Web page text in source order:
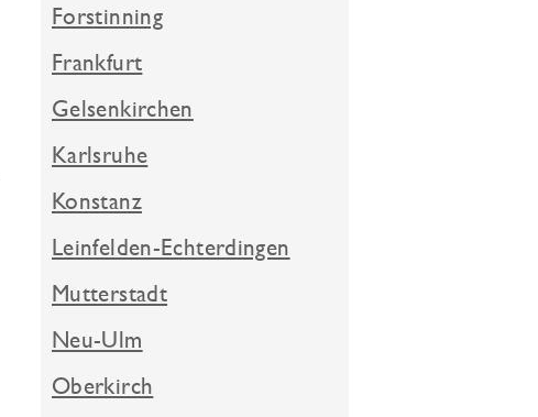
Forstinning
Frankfurt
Gelsenkirchen
Karlsruhe
Konstanz
Leinfelden-Echterdingen
Mutterstadt
Neu-Ulm
Oberkirch